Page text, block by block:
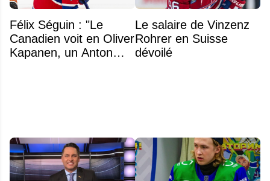
Félix Séguin : "Le
Canadien voit en Oliver
Kapanen, un Anton
Le salaire de Vinzenz
Rohrer en Suisse
dévoilé